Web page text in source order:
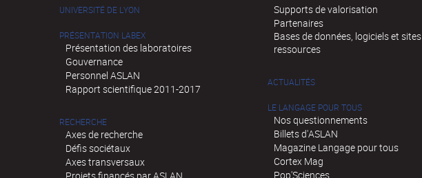
UNIVERSITÉ DE LYON
PRÉSENTATION LABEX
Présentation des laboratoires
Gouvernance
Personnel ASLAN
Rapport scientifique 2011-2017
RECHERCHE
Axes de recherche
Défis sociétaux
Axes transversaux
Projets financés par ASLAN
Supports de valorisation
Partenaires
Bases de données, logiciels et sites
ressources
ACTUALITÉS
LE LANGAGE POUR TOUS
Nos questionnements
Billets d'ASLAN
Magazine Langage pour tous
Cortex Mag
Pop'Sciences